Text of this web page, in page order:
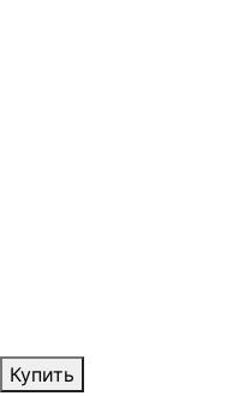
Купить